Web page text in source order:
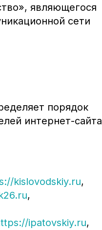
являющегося
сети
порядок
интернет-сайта
kislovodskiy.ru,
,
ipatovskiy.ru,